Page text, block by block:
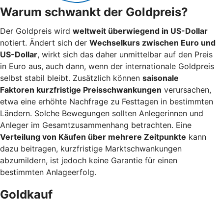
Warum schwankt der Goldpreis?
Der Goldpreis wird weltweit überwiegend in US-Dollar
notiert. Ändert sich der Wechselkurs zwischen Euro und
US-Dollar, wirkt sich das daher unmittelbar auf den Preis
in Euro aus, auch dann, wenn der internationale Goldpreis
selbst stabil bleibt. Zusätzlich können saisonale
Faktoren kurzfristige Preisschwankungen verursachen,
etwa eine erhöhte Nachfrage zu Festtagen in bestimmten
Ländern. Solche Bewegungen sollten Anlegerinnen und
Anleger im Gesamtzusammenhang betrachten. Eine
Verteilung von Käufen über mehrere Zeitpunkte kann
dazu beitragen, kurzfristige Marktschwankungen
abzumildern, ist jedoch keine Garantie für einen
bestimmten Anlageerfolg.
Goldkauf